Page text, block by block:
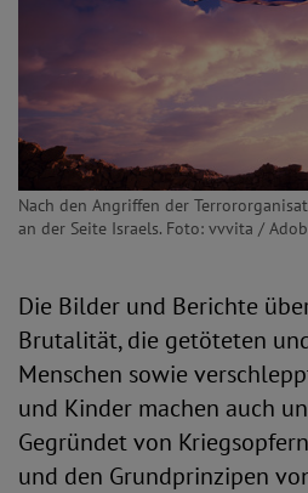
Nach den Angriffen der
an der Seite Israels. Foto: vvvita /
Die Bilder und Berichte
Brutalität, die getöteten
Menschen sowie
und Kinder machen auch
Gegründet von
und den Grundprinzipen